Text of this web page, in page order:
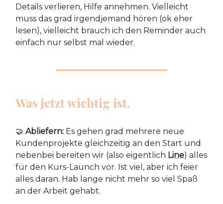
Details verlieren, Hilfe annehmen. Vielleicht
muss das grad irgendjemand hören (ok eher
lesen), vielleicht brauch ich den Reminder auch
einfach nur selbst mal wieder.
Was jetzt wichtig ist.
🤝 Abliefern: Es gehen grad mehrere neue
Kundenprojekte gleichzeitig an den Start und
nebenbei bereiten wir (also eigentlich Line) alles
für den Kurs-Launch vor. Ist viel, aber ich feier
alles daran. Hab lange nicht mehr so viel Spaß
an der Arbeit gehabt.